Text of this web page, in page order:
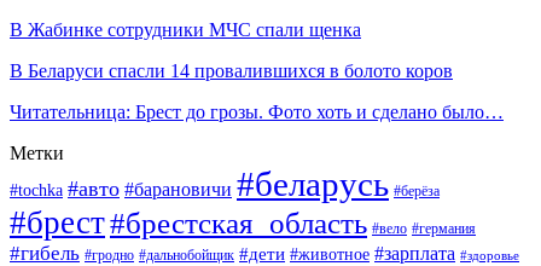
В Жабинке сотрудники МЧС спали щенка
В Беларуси спасли 14 провалившихся в болото коров
Читательница: Брест до грозы. Фото хоть и сделано было…
Метки
#tochka #авто #барановичи #беларусь #берёза
#брест#брестская_область #вело #германия
#гибель #гродно #дальнобойщик #дети #животное #зарплата #здоровье